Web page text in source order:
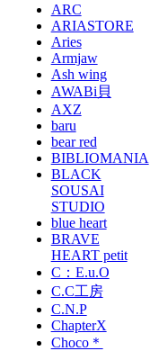
ARC
ARIASTORE
Aries
Armjaw
Ash wing
AWABi貝
AXZ
baru
bear red
BIBLIOMANIA
BLACK
SOUSAI
STUDIO
blue heart
BRAVE
HEART petit
C：E.u.O
C.C工房
C.N.P
ChapterX
Choco＊